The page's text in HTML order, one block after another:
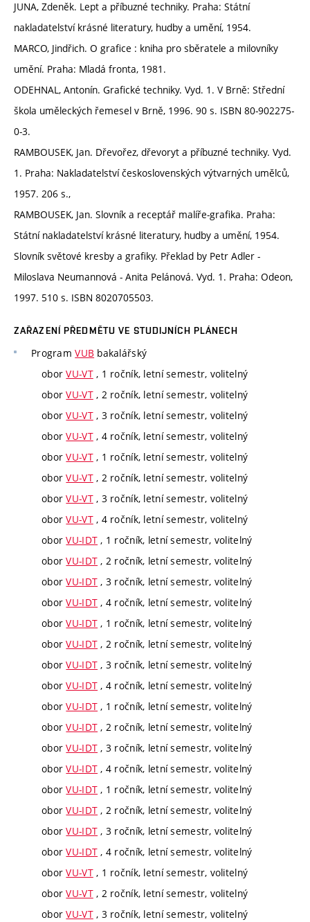
JUNA, Zdeněk. Lept a příbuzné techniky. Praha: Státní
nakladatelství krásné literatury, hudby a umění, 1954.
MARCO, Jindřich. O grafice : kniha pro sběratele a milovníky
umění. Praha: Mladá fronta, 1981.
ODEHNAL, Antonín. Grafické techniky. Vyd. 1. V Brně: Střední
škola uměleckých řemesel v Brně, 1996. 90 s. ISBN 80-902275-
0-3.
RAMBOUSEK, Jan. Dřevořez, dřevoryt a příbuzné techniky. Vyd.
1. Praha: Nakladatelství československých výtvarných umělců,
1957. 206 s.,
RAMBOUSEK, Jan. Slovník a receptář malíře-grafika. Praha:
Státní nakladatelství krásné literatury, hudby a umění, 1954.
Slovník světové kresby a grafiky. Překlad by Petr Adler -
Miloslava Neumannová - Anita Pelánová. Vyd. 1. Praha: Odeon,
1997. 510 s. ISBN 8020705503.
ZAŘAZENÍ PŘEDMĚTU VE STUDIJNÍCH PLÁNECH
ProgramVUB bakalářský
oborVU-VT, 1 ročník, letní semestr, volitelný
oborVU-VT, 2 ročník, letní semestr, volitelný
oborVU-VT, 3 ročník, letní semestr, volitelný
oborVU-VT, 4 ročník, letní semestr, volitelný
oborVU-VT, 1 ročník, letní semestr, volitelný
oborVU-VT, 2 ročník, letní semestr, volitelný
oborVU-VT, 3 ročník, letní semestr, volitelný
oborVU-VT, 4 ročník, letní semestr, volitelný
oborVU-IDT , 1 ročník, letní semestr, volitelný
oborVU-IDT , 2 ročník, letní semestr, volitelný
oborVU-IDT , 3 ročník, letní semestr, volitelný
oborVU-IDT , 4 ročník, letní semestr, volitelný
oborVU-IDT , 1 ročník, letní semestr, volitelný
oborVU-IDT , 2 ročník, letní semestr, volitelný
oborVU-IDT , 3 ročník, letní semestr, volitelný
oborVU-IDT , 4 ročník, letní semestr, volitelný
oborVU-IDT , 1 ročník, letní semestr, volitelný
oborVU-IDT , 2 ročník, letní semestr, volitelný
oborVU-IDT , 3 ročník, letní semestr, volitelný
oborVU-IDT , 4 ročník, letní semestr, volitelný
oborVU-IDT , 1 ročník, letní semestr, volitelný
oborVU-IDT , 2 ročník, letní semestr, volitelný
oborVU-IDT , 3 ročník, letní semestr, volitelný
oborVU-IDT , 4 ročník, letní semestr, volitelný
oborVU-VT, 1 ročník, letní semestr, volitelný
oborVU-VT, 2 ročník, letní semestr, volitelný
oborVU-VT, 3 ročník, letní semestr, volitelný